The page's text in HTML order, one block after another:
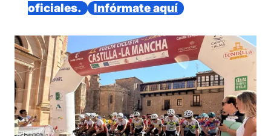
oficiales.
Infórmate aquí